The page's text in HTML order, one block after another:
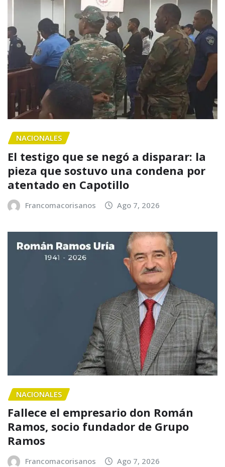
NACIONALES
El testigo que se negó a disparar: la
pieza que sostuvo una condena por
atentado en Capotillo
Francomacorisanos Ago 7, 2026
NACIONALES
Fallece el empresario don Román
Ramos, socio fundador de Grupo
Ramos
Francomacorisanos Ago 7, 2026